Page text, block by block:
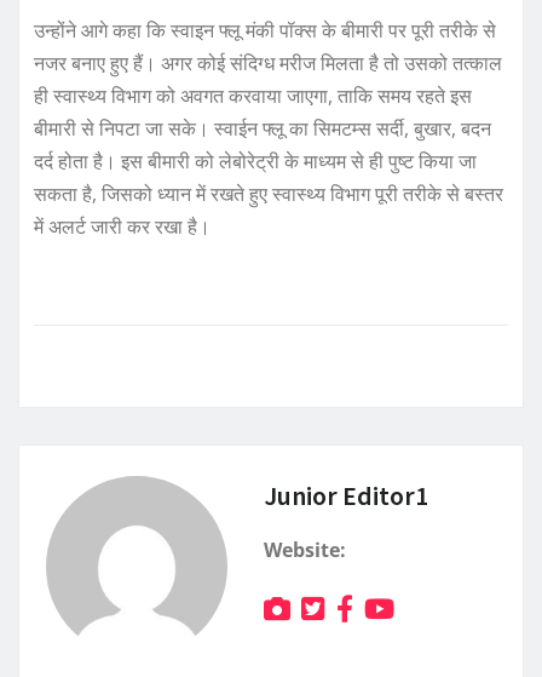
उन्होंने आगे कहा कि स्वाइन फ्लू मंकी पॉक्स के बीमारी पर पूरी तरीके से
नजर बनाए हुए हैं। अगर कोई संदिग्ध मरीज मिलता है तो उसको तत्काल
ही स्वास्थ्य विभाग को अवगत करवाया जाएगा, ताकि समय रहते इस
बीमारी से निपटा जा सके। स्वाईन फ्लू का सिमटम्स सर्दी, बुखार, बदन
दर्द होता है। इस बीमारी को लेबोरेट्री के माध्यम से ही पुष्ट किया जा
सकता है, जिसको ध्यान में रखते हुए स्वास्थ्य विभाग पूरी तरीके से बस्तर
में अलर्ट जारी कर रखा है।
Junior Editor1
Website: